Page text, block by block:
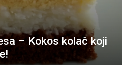
– Kokos kolač koji